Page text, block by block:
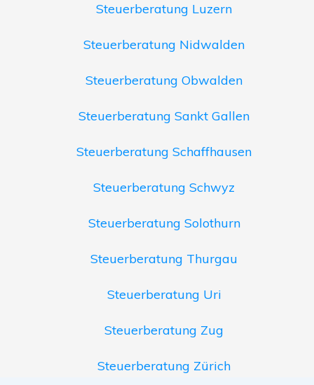
Steuerberatung Luzern
Steuerberatung Nidwalden
Steuerberatung Obwalden
Steuerberatung Sankt Gallen
Steuerberatung Schaffhausen
Steuerberatung Schwyz
Steuerberatung Solothurn
Steuerberatung Thurgau
Steuerberatung Uri
Steuerberatung Zug
Steuerberatung Zürich